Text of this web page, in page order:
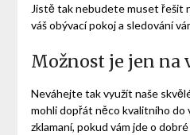
Jistě tak nebudete muset řešit
váš obývací pokoj a sledování
Možnost je jen na
Neváhejte tak využít naše
mohli dopřát něco kvalitního
zklamaní, pokud vám jde o